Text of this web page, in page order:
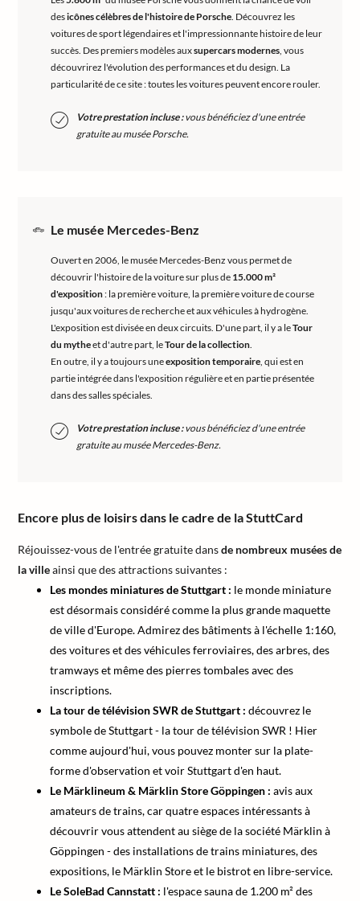
desicônes célèbres de l'histoire de Porsche. Découvrez les
voitures de sport légendaires et l'impressionnante histoire de leur
succès. Des premiers modèles auxsupercars modernes, vous
découvrirez l'évolution des performances et du design. La
particularité de ce site : toutes les voitures peuvent encore rouler.
Votre prestation incluse :vous bénéficiez d'une entrée
gratuite au musée Porsche.
Le musée Mercedes-Benz
Ouvert en 2006, le musée Mercedes-Benz vous permet de
découvrir l'histoire de la voiture sur plus de 15.000 m²
d'exposition: la première voiture, la première voiture de course
jusqu'aux voitures de recherche et aux véhicules à hydrogène.
L'exposition est divisée en deux circuits. D'une part, il y a leTour
du mytheet d'autre part, leTour de la collection.
En outre, il y a toujours uneexposition temporaire, qui est en
partie intégrée dans l'exposition régulière et en partie présentée
dans des salles spéciales.
Votre prestation incluse :vous bénéficiez d'une entrée
gratuite au musée Mercedes-Benz.
Encore plus de loisirs dans le cadre de la StuttCard
Réjouissez-vous de l'entrée gratuite dansde nombreux musées de
la villeainsi que des attractions suivantes :
Les mondes miniatures de Stuttgart : le monde miniature
est désormais considéré comme la plus grande maquette
de ville d'Europe. Admirez des bâtiments à l'échelle 1:160,
des voitures et des véhicules ferroviaires, des arbres, des
tramways et même des pierres tombales avec des
inscriptions.
La tour de télévision SWR de Stuttgart : découvrez le
symbole de Stuttgart - la tour de télévision SWR ! Hier
comme aujourd'hui, vous pouvez monter sur la plate-
forme d'observation et voir Stuttgart d'en haut.
Le Märklineum & Märklin Store Göppingen : avis aux
amateurs de trains, car quatre espaces intéressants à
découvrir vous attendent au siège de la société Märklin à
Göppingen - des installations de trains miniatures, des
expositions, le Märklin Store et le bistrot en libre-service.
Le SoleBad Cannstatt : l'espace sauna de 1.200 m² des